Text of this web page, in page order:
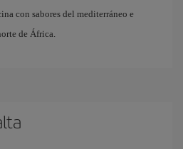
con sabores del mediterráneo e
de África.